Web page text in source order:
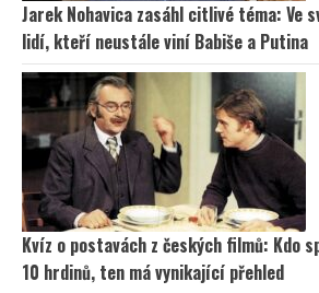
Jarek Nohavica zasáhl citlivé téma: Ve
lidí, kteří neustále viní Babiše a Putina
Kvíz o postavách z českých filmů: Kdo
10 hrdinů, ten má vynikající přehled